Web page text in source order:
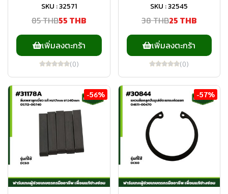
SKU : 32571
85 THB55 THB
เพิ่มลงตะกร้า
(0)
SKU : 32545
38 THB25 THB
เพิ่มลงตะกร้า
(0)
-56% -57%